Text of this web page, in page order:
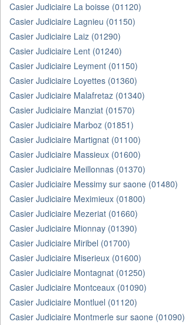
Casier Judiciaire La boisse (01120)
Casier Judiciaire Lagnieu (01150)
Casier Judiciaire Laiz (01290)
Casier Judiciaire Lent (01240)
Casier Judiciaire Leyment (01150)
Casier Judiciaire Loyettes (01360)
Casier Judiciaire Malafretaz (01340)
Casier Judiciaire Manziat (01570)
Casier Judiciaire Marboz (01851)
Casier Judiciaire Martignat (01100)
Casier Judiciaire Massieux (01600)
Casier Judiciaire Meillonnas (01370)
Casier Judiciaire Messimy sur saone (01480)
Casier Judiciaire Meximieux (01800)
Casier Judiciaire Mezeriat (01660)
Casier Judiciaire Mionnay (01390)
Casier Judiciaire Miribel (01700)
Casier Judiciaire Miserieux (01600)
Casier Judiciaire Montagnat (01250)
Casier Judiciaire Montceaux (01090)
Casier Judiciaire Montluel (01120)
Casier Judiciaire Montmerle sur saone (01090)